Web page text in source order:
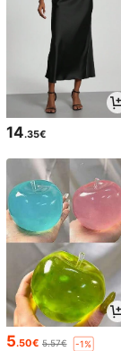
14.35€
5.50€ 5.57€ -1%